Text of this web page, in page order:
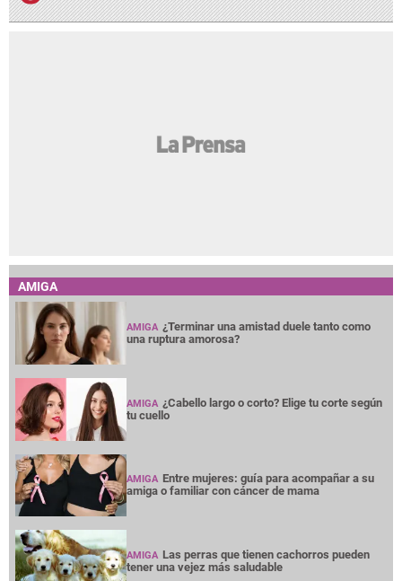
AMIGA
AMIGA ¿Terminar una amistad duele tanto como
una ruptura amorosa?
AMIGA ¿Cabello largo o corto? Elige tu corte según
tu cuello
AMIGA Entre mujeres: guía para acompañar a su
amiga o familiar con cáncer de mama
AMIGA Las perras que tienen cachorros pueden
tener una vejez más saludable